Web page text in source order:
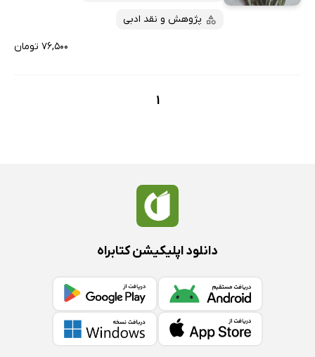
ارزان ترین‌هاپژوهش و نقد ادبی
۷۶,۵۰۰ تومان
1
دانلود اپلیکیشن کتابراه